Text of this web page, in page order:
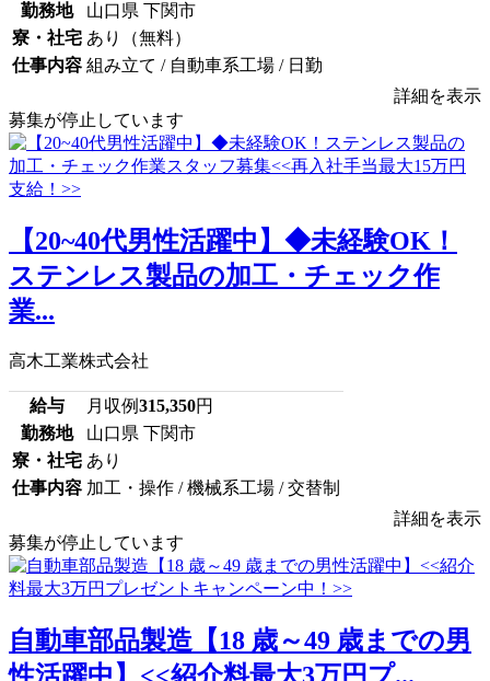
勤務地
山口県 下関市
寮・社宅 あり（無料）
仕事内容 組み立て / 自動車系工場 / 日勤
詳細を表示
募集が停止しています
【20~40代男性活躍中】◆未経験OK！
ステンレス製品の加工・チェック作
業...
高木工業株式会社
給与 月収例315,350円
勤務地
山口県 下関市
寮・社宅 あり
仕事内容 加工・操作 / 機械系工場 / 交替制
詳細を表示
募集が停止しています
自動車部品製造【18 歳～49 歳までの男